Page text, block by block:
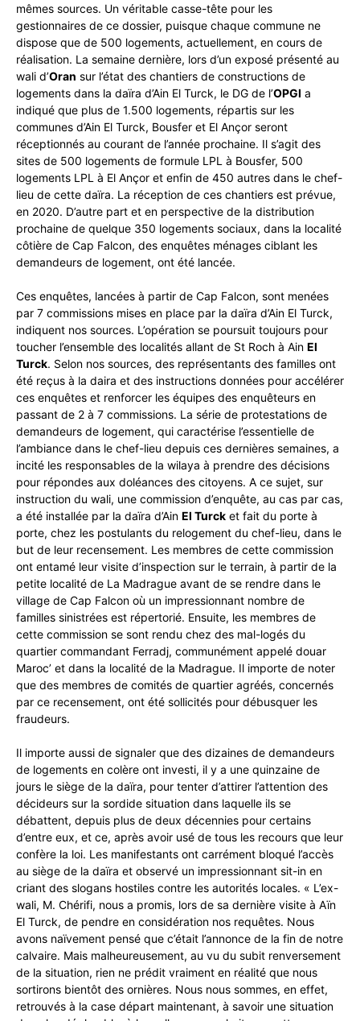
mêmes sources. Un véritable casse-tête pour les
gestionnaires de ce dossier, puisque chaque commune ne
dispose que de 500 logements, actuellement, en cours de
réalisation. La semaine dernière, lors d’un exposé présenté au
wali d’Oran sur l’état des chantiers de constructions de
logements dans la daïra d’Ain El Turck, le DG de l’OPGI a
indiqué que plus de 1.500 logements, répartis sur les
communes d’Ain El Turck, Bousfer et El Ançor seront
réceptionnés au courant de l’année prochaine. Il s’agit des
sites de 500 logements de formule LPL à Bousfer, 500
logements LPL à El Ançor et enfin de 450 autres dans le chef-
lieu de cette daïra. La réception de ces chantiers est prévue,
en 2020. D’autre part et en perspective de la distribution
prochaine de quelque 350 logements sociaux, dans la localité
côtière de Cap Falcon, des enquêtes ménages ciblant les
demandeurs de logement, ont été lancée.
Ces enquêtes, lancées à partir de Cap Falcon, sont menées
par 7 commissions mises en place par la daïra d’Ain El Turck,
indiquent nos sources. L’opération se poursuit toujours pour
toucher l’ensemble des localités allant de St Roch à Ain El
Turck. Selon nos sources, des représentants des familles ont
été reçus à la daira et des instructions données pour accélérer
ces enquêtes et renforcer les équipes des enquêteurs en
passant de 2 à 7 commissions. La série de protestations de
demandeurs de logement, qui caractérise l’essentielle de
l’ambiance dans le chef-lieu depuis ces dernières semaines, a
incité les responsables de la wilaya à prendre des décisions
pour répondes aux doléances des citoyens. A ce sujet, sur
instruction du wali, une commission d’enquête, au cas par cas,
a été installée par la daïra d’Ain El Turck et fait du porte à
porte, chez les postulants du relogement du chef-lieu, dans le
but de leur recensement. Les membres de cette commission
ont entamé leur visite d’inspection sur le terrain, à partir de la
petite localité de La Madrague avant de se rendre dans le
village de Cap Falcon où un impressionnant nombre de
familles sinistrées est répertorié. Ensuite, les membres de
cette commission se sont rendu chez des mal-logés du
quartier commandant Ferradj, communément appelé douar
Maroc’ et dans la localité de la Madrague. Il importe de noter
que des membres de comités de quartier agréés, concernés
par ce recensement, ont été sollicités pour débusquer les
fraudeurs.
Il importe aussi de signaler que des dizaines de demandeurs
de logements en colère ont investi, il y a une quinzaine de
jours le siège de la daïra, pour tenter d’attirer l’attention des
décideurs sur la sordide situation dans laquelle ils se
débattent, depuis plus de deux décennies pour certains
d’entre eux, et ce, après avoir usé de tous les recours que leur
confère la loi. Les manifestants ont carrément bloqué l’accès
au siège de la daïra et observé un impressionnant sit-in en
criant des slogans hostiles contre les autorités locales. « L’ex-
wali, M. Chérifi, nous a promis, lors de sa dernière visite à Aïn
El Turck, de pendre en considération nos requêtes. Nous
avons naïvement pensé que c’était l’annonce de la fin de notre
calvaire. Mais malheureusement, au vu du subit renversement
de la situation, rien ne prédit vraiment en réalité que nous
sortirons bientôt des ornières. Nous nous sommes, en effet,
retrouvés à la case départ maintenant, à savoir une situation